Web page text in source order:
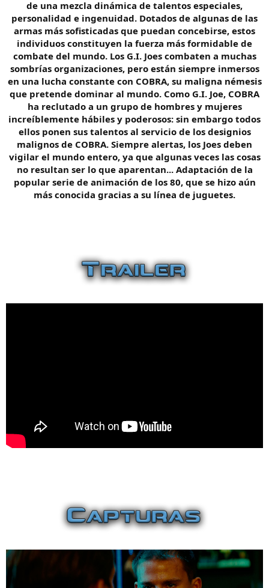
de una mezcla dinámica de talentos especiales,
personalidad e ingenuidad. Dotados de algunas de las
armas más sofisticadas que puedan concebirse, estos
individuos constituyen la fuerza más formidable de
combate del mundo. Los G.I. Joes combaten a muchas
sombrías organizaciones, pero están siempre inmersos
en una lucha constante con COBRA, su maligna némesis
que pretende dominar al mundo. Como G.I. Joe, COBRA
ha reclutado a un grupo de hombres y mujeres
increíblemente hábiles y poderosos: sin embargo todos
ellos ponen sus talentos al servicio de los designios
malignos de COBRA. Siempre alertas, los Joes deben
vigilar el mundo entero, ya que algunas veces las cosas
no resultan ser lo que aparentan... Adaptación de la
popular serie de animación de los 80, que se hizo aún
más conocida gracias a su línea de juguetes.